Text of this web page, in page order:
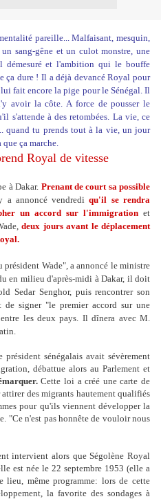
pareille... Malfaisant, mesquin,
sang-gêne et un culot monstre, une
démesuré et l'ambition qui le bouffe
ça dure ! Il a déjà devancé Royal pour
fait encore la pige pour le Sénégal. Il
avoir la côte. A force de pousser le
s'attende à des retombées. La vie, ce
quand tu prends tout à la vie, un jour
ça marche.
Royal de vitesse
à Dakar. Prenant de court sa possible
a annoncé vendredi qu'il se rendra
un accord sur l'immigration et
deux jours avant le déplacement
Wade", a annoncé le ministre
en milieu d'après-midi à Dakar, il doit
Sedar Senghor, puis rencontrer son
de signer "le premier accord sur une
les deux pays. Il dînera avec M.
sénégalais avait sévèrement
débattue alors au Parlement et
Cette loi a créé une carte de
des migrants hautement qualifiés
pour qu'ils viennent développer la
"Ce n'est pas honnête de vouloir nous
intervient alors que Ségolène Royal
est née le 22 septembre 1953 (elle a
lieu, même programme: lors de cette
la favorite des sondages à